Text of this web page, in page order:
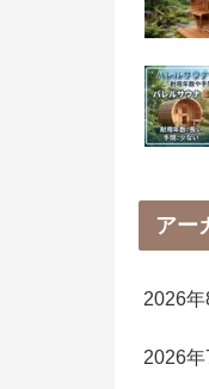
アー
2026年
2026年